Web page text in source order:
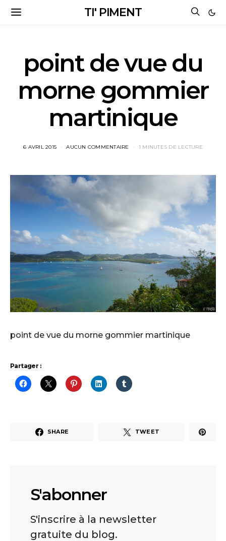
TI' PIMENT
point de vue du
morne gommier
martinique
6 AVRIL 2015 AUCUN COMMENTAIRE 1 MINUTES DE LECTURE
point de vue du morne gommier martinique
Partager :
SHARE TWEET
S'abonner
S'inscrire à la newsletter
gratuite du blog.